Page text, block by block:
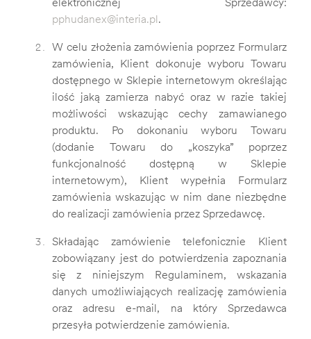
pphudanex@interia.pl.
W celu złożenia zamówienia poprzez Formularz
zamówienia, Klient dokonuje wyboru Towaru
dostępnego w Sklepie internetowym określając
ilość jaką zamierza nabyć oraz w razie takiej
możliwości wskazując cechy zamawianego
produktu. Po dokonaniu wyboru Towaru
(dodanie Towaru do „koszyka” poprzez
funkcjonalność dostępną w Sklepie
internetowym), Klient wypełnia Formularz
zamówienia wskazując w nim dane niezbędne
do realizacji zamówienia przez Sprzedawcę.
Składając zamówienie telefonicznie Klient
zobowiązany jest do potwierdzenia zapoznania
się z niniejszym Regulaminem, wskazania
danych umożliwiających realizację zamówienia
oraz adresu e-mail, na który Sprzedawca
przesyła potwierdzenie zamówienia.